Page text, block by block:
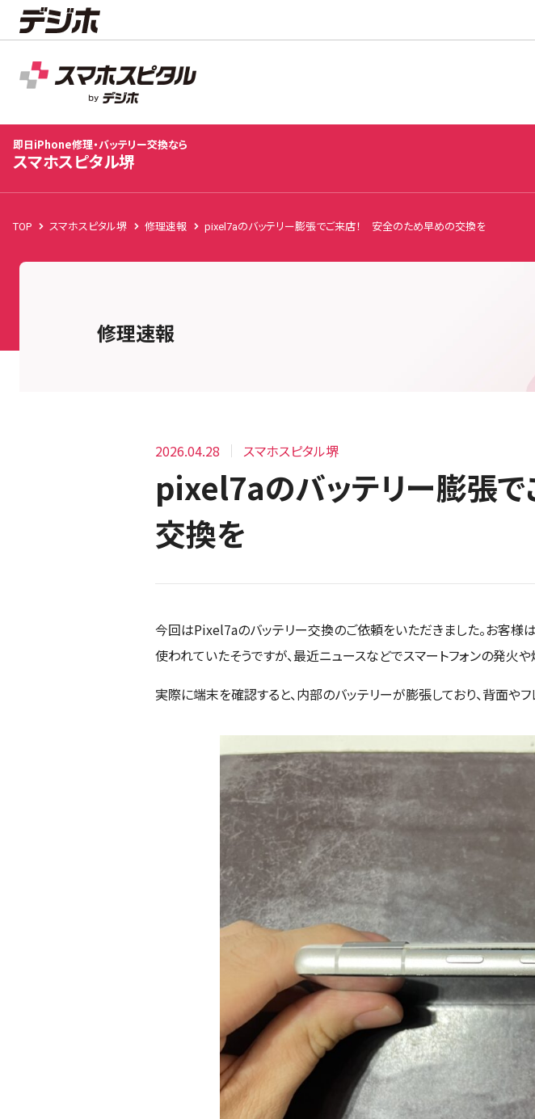
スマホスピタル堺
店舗TOP 修理料金 修理速報 お客様の声 お知らせ キャンペーン情報
即日iPhone修理・バッテリー交換なら
スマホスピタル堺
TOP スマホスピタル堺 修理速報 pixel7aのバッテリー膨張でご来店！ 安全のため早めの交換を
修理速報
2026.04.28 スマホスピタル堺
pixel7aのバッテリー膨張
交換を
今回はPixel7aのバッテリー交換のご依頼をいただきました。お客様
使われていたそうですが、最近ニュースなどでスマートフォンの発火
実際に端末を確認すると、内部のバッテリーが膨張しており、背面や